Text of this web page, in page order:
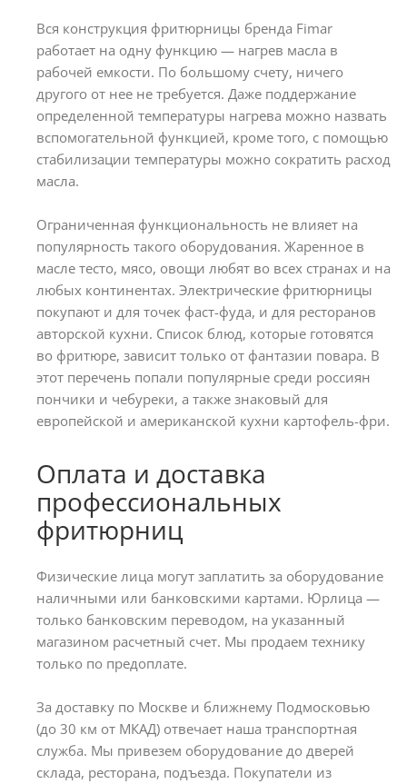
Вся конструкция фритюрницы бренда Fimar
работает на одну функцию — нагрев масла в
рабочей емкости. По большому счету, ничего
другого от нее не требуется. Даже поддержание
определенной температуры нагрева можно назвать
вспомогательной функцией, кроме того, с помощью
стабилизации температуры можно сократить расход
масла.
Ограниченная функциональность не влияет на
популярность такого оборудования. Жаренное в
масле тесто, мясо, овощи любят во всех странах и на
любых континентах. Электрические фритюрницы
покупают и для точек фаст-фуда, и для ресторанов
авторской кухни. Список блюд, которые готовятся
во фритюре, зависит только от фантазии повара. В
этот перечень попали популярные среди россиян
пончики и чебуреки, а также знаковый для
европейской и американской кухни картофель-фри.
Оплата и доставка
профессиональных
фритюрниц
Физические лица могут заплатить за оборудование
наличными или банковскими картами. Юрлица —
только банковским переводом, на указанный
магазином расчетный счет. Мы продаем технику
только по предоплате.
За доставку по Москве и ближнему Подмосковью
(до 30 км от МКАД) отвечает наша транспортная
служба. Мы привезем оборудование до дверей
склада, ресторана, подъезда. Покупатели из